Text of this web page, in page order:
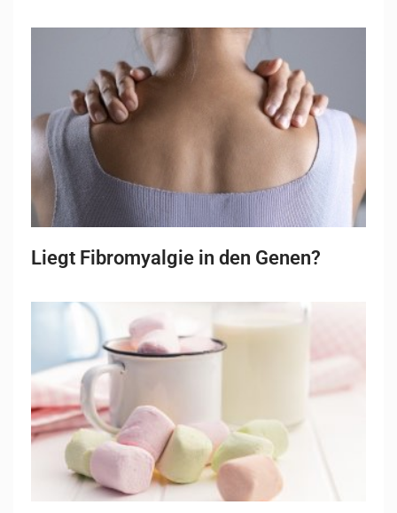
Liegt Fibromyalgie in den Genen?